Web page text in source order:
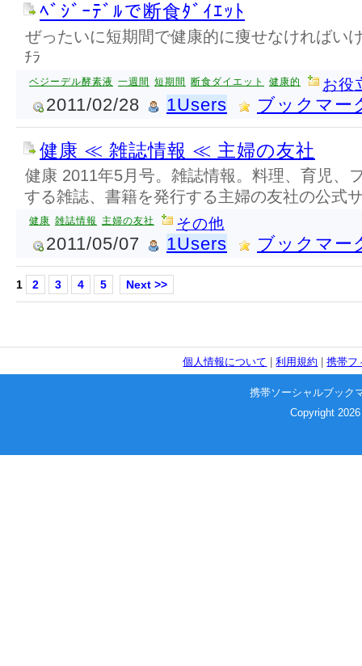
ﾍﾞｼﾞｰﾃﾞﾙで断食ﾀﾞｲｴｯﾄ
ぜったいに短期間で健康的に痩せなければい
ﾁﾗ
ベジーデル酵素液 一週間 短期間 断食ダイエット 健康的 お役
2011/02/28 1Users ブックマー
健康 ≪ 雑誌情報 ≪ 主婦の友社
健康 2011年5月号。雑誌情報。料理、育児、
する雑誌、書籍を発行する主婦の友社の公式
健康 雑誌情報 主婦の友社 その他
2011/05/07 1Users ブックマー
1 2 3 4 5 Next >>
個人情報について |利用規約 |携帯フ
携帯ソーシャルブック
Copyright